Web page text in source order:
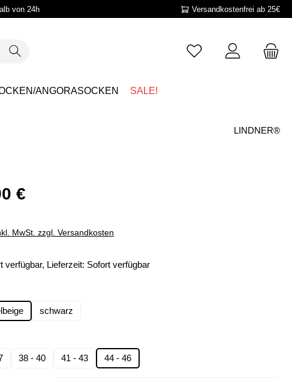
von 24h Versandkostenfrei ab 25€
ANGORASOCKEN SALE!
LINDNER®
€
MwSt. zzgl. Versandkosten
verfügbar, Lieferzeit: Sofort verfügbar
schwarz
38 - 40 41 - 43 44 - 46